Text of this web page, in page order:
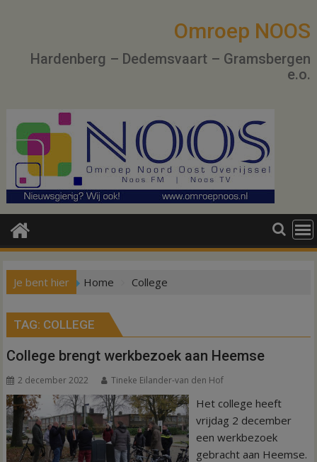
Omroep NOOS
Hardenberg – Dedemsvaart – Gramsbergen
e.o.
Je bent hier Home College
TAG: COLLEGE
College brengt werkbezoek aan Heemse
2 december 2022 Tineke Eilander-van den Hof
Het college heeft
vrijdag 2 december
een werkbezoek
gebracht aan Heemse.